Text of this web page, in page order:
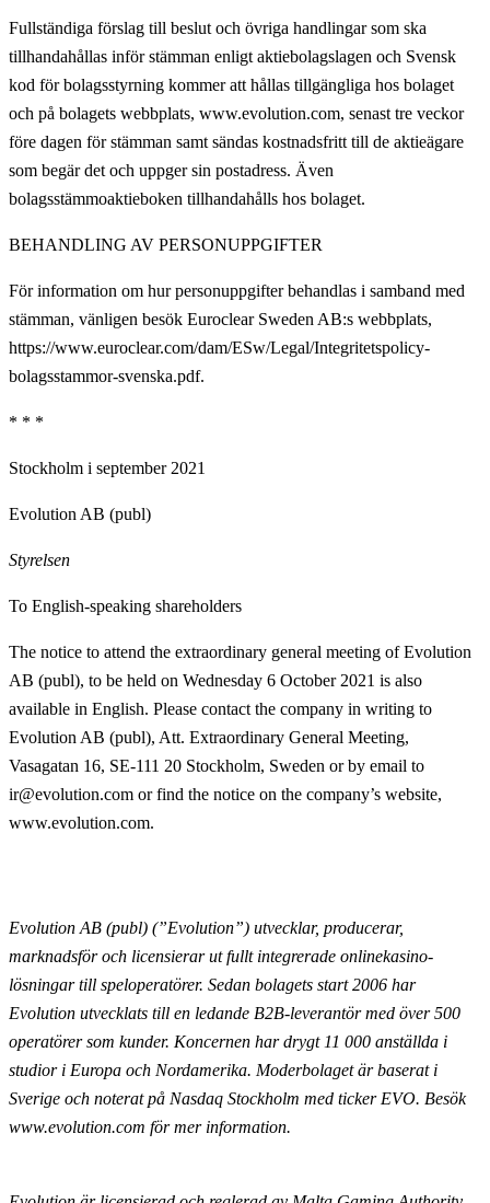
Fullständiga förslag till beslut och övriga handlingar som ska
tillhandahållas inför stämman enligt aktiebolagslagen och Svensk
kod för bolagsstyrning kommer att hållas tillgängliga hos bolaget
och på bolagets webbplats, www.evolution.com, senast tre veckor
före dagen för stämman samt sändas kostnadsfritt till de aktieägare
som begär det och uppger sin postadress. Även
bolagsstämmoaktieboken tillhandahålls hos bolaget.
BEHANDLING AV PERSONUPPGIFTER
För information om hur personuppgifter behandlas i samband med
stämman, vänligen besök Euroclear Sweden AB:s webbplats,
https://www.euroclear.com/dam/ESw/Legal/Integritetspolicy-
bolagsstammor-svenska.pdf.
* * *
Stockholm i september 2021
Evolution AB (publ)
Styrelsen
To English-speaking shareholders
The notice to attend the extraordinary general meeting of Evolution
AB (publ), to be held on Wednesday 6 October 2021 is also
available in English. Please contact the company in writing to
Evolution AB (publ), Att. Extraordinary General Meeting,
Vasagatan 16, SE-111 20 Stockholm, Sweden or by email to
ir@evolution.com or find the notice on the company’s website,
www.evolution.com.
Evolution AB (publ) (”Evolution”) utvecklar, producerar,
marknadsför och licensierar ut fullt integrerade onlinekasino-
lösningar till speloperatörer. Sedan bolagets start 2006 har
Evolution utvecklats till en ledande B2B-leverantör med över 500
operatörer som kunder. Koncernen har drygt 11 000 anställda i
studior i Europa och Nordamerika. Moderbolaget är baserat i
Sverige och noterat på Nasdaq Stockholm med ticker EVO. Besök
www.evolution.com för mer information.